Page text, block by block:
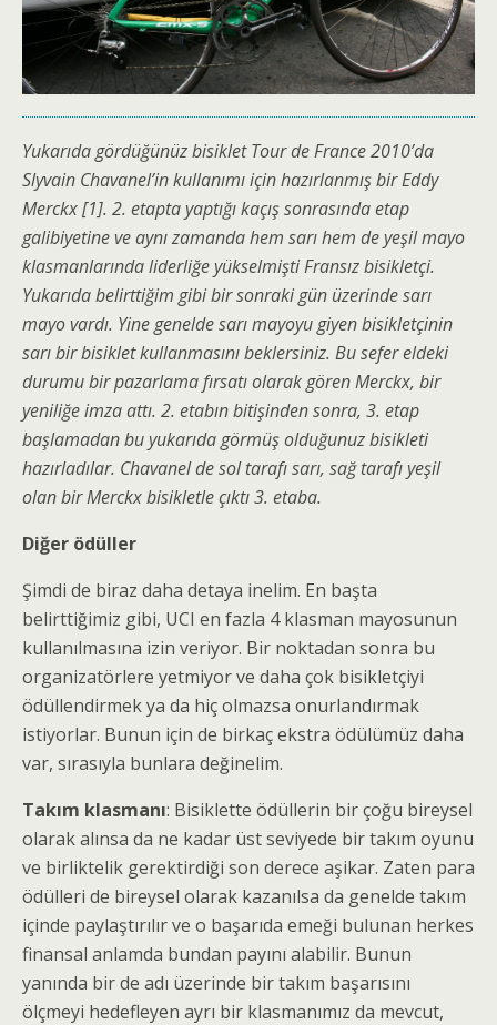
Yukarıda gördüğünüz bisiklet Tour de France 2010’da
Slyvain Chavanel’in kullanımı için hazırlanmış bir Eddy
Merckx [1]. 2. etapta yaptığı kaçış sonrasında etap
galibiyetine ve aynı zamanda hem sarı hem de yeşil mayo
klasmanlarında liderliğe yükselmişti Fransız bisikletçi.
Yukarıda belirttiğim gibi bir sonraki gün üzerinde sarı
mayo vardı. Yine genelde sarı mayoyu giyen bisikletçinin
sarı bir bisiklet kullanmasını beklersiniz. Bu sefer eldeki
durumu bir pazarlama fırsatı olarak gören Merckx, bir
yeniliğe imza attı. 2. etabın bitişinden sonra, 3. etap
başlamadan bu yukarıda görmüş olduğunuz bisikleti
hazırladılar. Chavanel de sol tarafı sarı, sağ tarafı yeşil
olan bir Merckx bisikletle çıktı 3. etaba.
Diğer ödüller
Şimdi de biraz daha detaya inelim. En başta
belirttiğimiz gibi, UCI en fazla 4 klasman mayosunun
kullanılmasına izin veriyor. Bir noktadan sonra bu
organizatörlere yetmiyor ve daha çok bisikletçiyi
ödüllendirmek ya da hiç olmazsa onurlandırmak
istiyorlar. Bunun için de birkaç ekstra ödülümüz daha
var, sırasıyla bunlara değinelim.
Takım klasmanı: Bisiklette ödüllerin bir çoğu bireysel
olarak alınsa da ne kadar üst seviyede bir takım oyunu
ve birliktelik gerektirdiği son derece aşikar. Zaten para
ödülleri de bireysel olarak kazanılsa da genelde takım
içinde paylaştırılır ve o başarıda emeği bulunan herkes
finansal anlamda bundan payını alabilir. Bunun
yanında bir de adı üzerinde bir takım başarısını
ölçmeyi hedefleyen ayrı bir klasmanımız da mevcut,